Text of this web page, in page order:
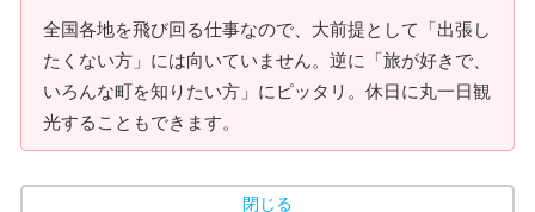
全国各地を飛び回る仕事なので、大前提として「出張し
たくない方」には向いていません。逆に「旅が好きで、
いろんな町を知りたい方」にピッタリ。休日に丸一日観
光することもできます。
閉じる